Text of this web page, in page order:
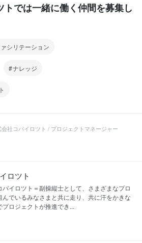
では一緒に働く仲間を募集し
シリテーション
ナレッジ
会社コパイロツト / プロジェクトマネージャー
ロツト
パイロツト＝副操縦士として、さまざまなプロ
んでいるみなさまと共に走り、共に汗をかきな
ロジェクトが推進でき...